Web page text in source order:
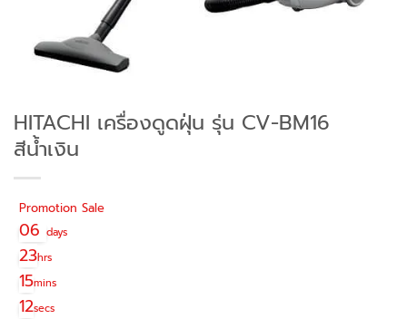
HITACHI เครื่องดูดฝุ่น รุ่น CV-BM16
สีน้ำเงิน
Promotion Sale
06 days
23hrs
15mins
12secs